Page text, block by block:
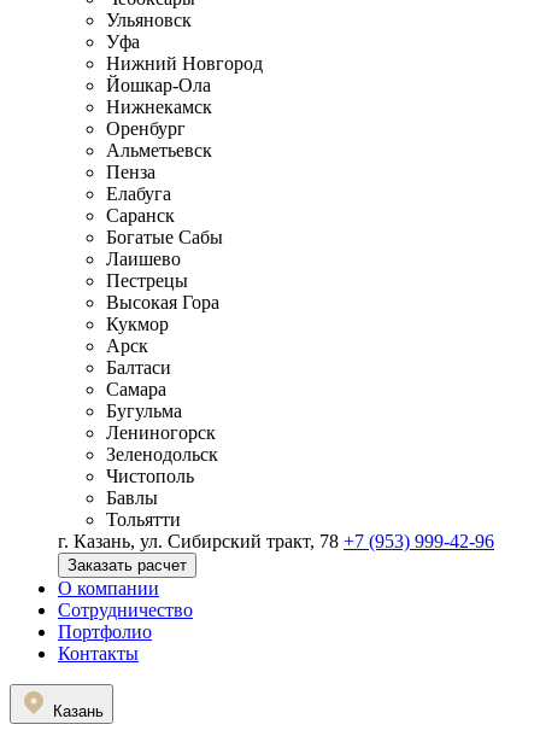
Ульяновск
Уфа
Нижний Новгород
Йошкар-Ола
Нижнекамск
Оренбург
Альметьевск
Пенза
Елабуга
Саранск
Богатые Сабы
Лаишево
Пестрецы
Высокая Гора
Кукмор
Арск
Балтаси
Самара
Бугульма
Лениногорск
Зеленодольск
Чистополь
Бавлы
Тольятти
г. Казань, ул. Сибирский тракт, 78 +7 (953) 999-42-96
Заказать расчет
О компании
Сотрудничество
Портфолио
Контакты
Казань